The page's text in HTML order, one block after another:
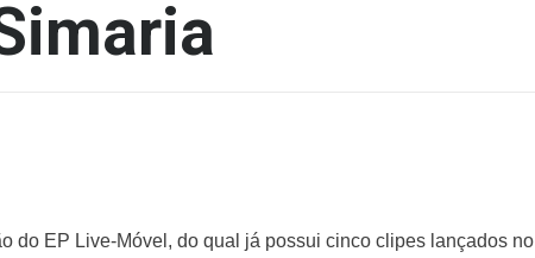
do EP Live-Móvel, do qual já possui cinco clipes lançados no